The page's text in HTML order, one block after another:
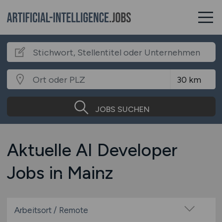
JOBS SUCHEN
Aktuelle AI Developer
Jobs in Mainz
Arbeitsort / Remote